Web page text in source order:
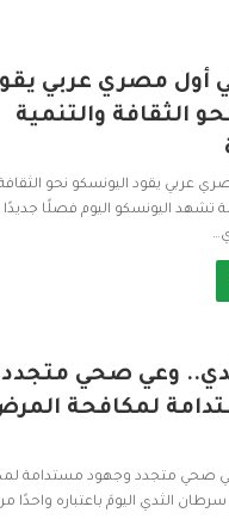
أول مصري عربي
الثقافة والتنمية
عربي يقود اليونسكو نحو
تشهد اليونسكو اليوم فصلًا
وعي صحي متجدد
لمكافحة
صحي متجدد وجهود مستدامة
الثدي اليومَ باعتباره واحدًا